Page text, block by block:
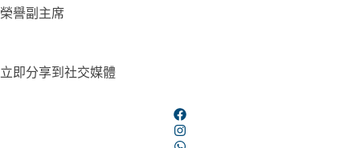
榮譽副主席
立即分享到社交媒體